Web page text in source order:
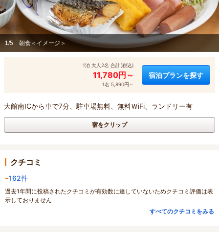
1/5 朝食＜イメージ＞
1泊 大人2名 合計(税込)
11,780円～
1名 5,890円～
宿泊プランを探す
大館南ICから車で7分、駐車場無料、無料ＷiFi、ランドリー有
宿をクリップ
クチコミ
-162件
過去1年間に投稿されたクチコミが有効数に達していないためクチコミ評価は表
示しておりません
すべてのクチコミをみる